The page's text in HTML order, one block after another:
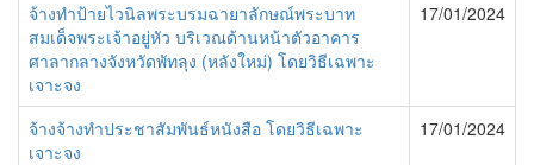
จ้างทำป้ายไวนิลพระบรมฉายาลักษณ์พระบาท
สมเด็จพระเจ้าอยู่หัว บริเวณด้านหน้าตัวอาคาร
ศาลากลางจังหวัดพัทลุง (หลังใหม่) โดยวิธีเฉพาะ
เจาะจง
17/01/2024
จ้างจ้างทำประชาสัมพันธ์หนังสือ โดยวิธีเฉพาะ
เจาะจง
17/01/2024